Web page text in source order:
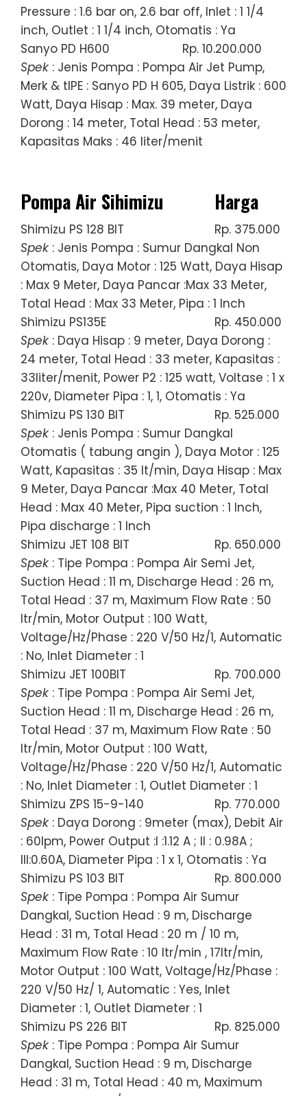
Pressure : 1.6 bar on, 2.6 bar off, Inlet : 1 1/4
inch, Outlet : 1 1/4 inch, Otomatis : Ya
Sanyo PD H600
Rp. 10.200.000
Spek : Jenis Pompa : Pompa Air Jet Pump,
Merk & tIPE : Sanyo PD H 605, Daya Listrik : 600
Watt, Daya Hisap : Max. 39 meter, Daya
Dorong : 14 meter, Total Head : 53 meter,
Kapasitas Maks : 46 liter/menit
Pompa Air Sihimizu Harga
Shimizu PS 128 BIT
Rp. 375.000
Spek : Jenis Pompa : Sumur Dangkal Non
Otomatis, Daya Motor : 125 Watt, Daya Hisap
: Max 9 Meter, Daya Pancar :Max 33 Meter,
Total Head : Max 33 Meter, Pipa : 1 Inch
Shimizu PS135E
Rp. 450.000
Spek : Daya Hisap : 9 meter, Daya Dorong :
24 meter, Total Head : 33 meter, Kapasitas :
33liter/menit, Power P2 : 125 watt, Voltase : 1 x
220v, Diameter Pipa : 1, 1, Otomatis : Ya
Shimizu PS 130 BIT
Rp. 525.000
Spek : Jenis Pompa : Sumur Dangkal
Otomatis ( tabung angin ), Daya Motor : 125
Watt, Kapasitas : 35 lt/min, Daya Hisap : Max
9 Meter, Daya Pancar :Max 40 Meter, Total
Head : Max 40 Meter, Pipa suction : 1 Inch,
Pipa discharge : 1 Inch
Shimizu JET 108 BIT
Rp. 650.000
Spek : Tipe Pompa : Pompa Air Semi Jet,
Suction Head : 11 m, Discharge Head : 26 m,
Total Head : 37 m, Maximum Flow Rate : 50
ltr/min, Motor Output : 100 Watt,
Voltage/Hz/Phase : 220 V/50 Hz/1, Automatic
: No, Inlet Diameter : 1
Shimizu JET 100BIT
Rp. 700.000
Spek : Tipe Pompa : Pompa Air Semi Jet,
Suction Head : 11 m, Discharge Head : 26 m,
Total Head : 37 m, Maximum Flow Rate : 50
ltr/min, Motor Output : 100 Watt,
Voltage/Hz/Phase : 220 V/50 Hz/1, Automatic
: No, Inlet Diameter : 1, Outlet Diameter : 1
Shimizu ZPS 15-9-140
Rp. 770.000
Spek : Daya Dorong : 9meter (max), Debit Air
: 60lpm, Power Output :I :1.12 A ; II : 0.98A ;
III:0.60A, Diameter Pipa : 1 x 1, Otomatis : Ya
Shimizu PS 103 BIT
Rp. 800.000
Spek : Tipe Pompa : Pompa Air Sumur
Dangkal, Suction Head : 9 m, Discharge
Head : 31 m, Total Head : 20 m / 10 m,
Maximum Flow Rate : 10 ltr/min , 17ltr/min,
Motor Output : 100 Watt, Voltage/Hz/Phase :
220 V/50 Hz/ 1, Automatic : Yes, Inlet
Diameter : 1, Outlet Diameter : 1
Shimizu PS 226 BIT
Rp. 825.000
Spek : Tipe Pompa : Pompa Air Sumur
Dangkal, Suction Head : 9 m, Discharge
Head : 31 m, Total Head : 40 m, Maximum